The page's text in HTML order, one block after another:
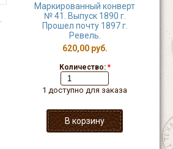
Маркированный конверт
№ 41. Выпуск 1890 г.
Прошел почту 1897 г.
Ревель.
620,00 руб.
Количество: *
1 доступно для заказа